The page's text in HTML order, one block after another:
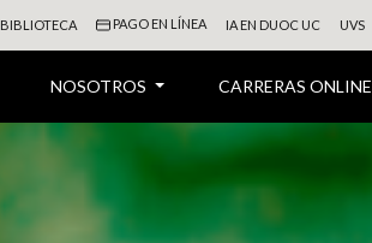
NOSOTROS CARRERAS ONLINE
BIBLIOTECA PAGO EN LÍNEA IA EN DUOC UC UVS